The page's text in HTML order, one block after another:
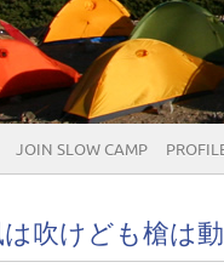
JOIN SLOW CAMP
は吹けども槍は